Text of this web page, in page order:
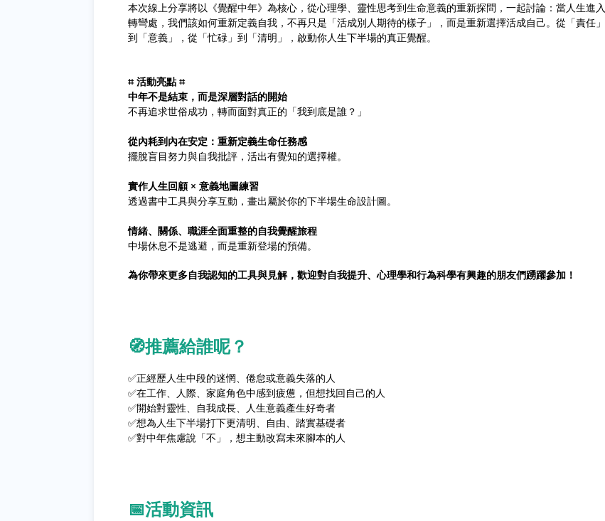
本次線上分享將以《覺醒中年》為核心，從心理學、靈性思考到生命意義的重新探問，一起討論：當人生進入
轉彎處，我們該如何重新定義自我，不再只是「活成別人期待的樣子」，而是重新選擇活成自己。從「責任」
到「意義」，從「忙碌」到「清明」，啟動你人生下半場的真正覺醒。
⌗ 活動亮點 ⌗
中年不是結束，而是深層對話的開始
不再追求世俗成功，轉而面對真正的「我到底是誰？」
從內耗到內在安定：重新定義生命任務感
擺脫盲目努力與自我批評，活出有覺知的選擇權。
實作人生回顧 × 意義地圖練習
透過書中工具與分享互動，畫出屬於你的下半場生命設計圖。
情緒、關係、職涯全面重整的自我覺醒旅程
中場休息不是逃避，而是重新登場的預備。
為你帶來更多自我認知的工具與見解，歡迎對自我提升、心理學和行為科學有興趣的朋友們踴躍參加！
🧭推薦給誰呢？
✅正經歷人生中段的迷惘、倦怠或意義失落的人
✅在工作、人際、家庭角色中感到疲憊，但想找回自己的人
✅開始對靈性、自我成長、人生意義產生好奇者
✅想為人生下半場打下更清明、自由、踏實基礎者
✅對中年焦慮說「不」，想主動改寫未來腳本的人
📅活動資訊